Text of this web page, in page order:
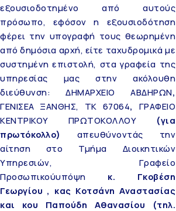
εξουσιοδοτημένο από αυτούς
πρόσωπο, εφόσον η εξουσιοδότηση
φέρει την υπογραφή τους θεωρημένη
από δημόσια αρχή, είτε ταχυδρομικά με
συστημένη επιστολή, στα γραφεία της
υπηρεσίας μας στην ακόλουθη
διεύθυνση: ΔΗΜΑΡΧΕΙΟ ΑΒΔΗΡΩΝ,
ΓΕΝΙΣΕΑ ΞΑΝΘΗΣ, ΤΚ 67064, ΓΡΑΦΕΙΟ
ΚΕΝΤΡΙΚΟΥ ΠΡΩΤΟΚΟΛΛΟΥ (για
πρωτόκολλο) απευθύνοντάς την
αίτηση στο Τμήμα Διοικητικών
Υπηρεσιών, Γραφείο
Προσωπικούυπόψη κ. Γκοβέση
Γεωργίου , κας Κοτσάνη Αναστασίας
και κου Παπούδη Αθανασίου (τηλ.